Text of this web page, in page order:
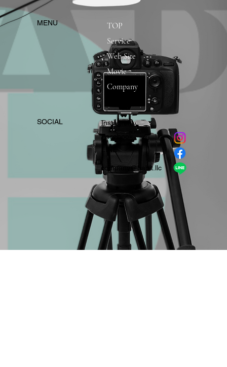
​MENU
TOP
Service
Web Site
Movie
Company
​SOCIAL
Instagram
​Facebook
company＠habit.llc